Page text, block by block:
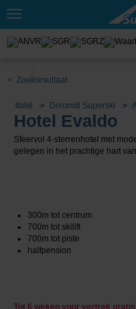
Toggle
< Zoekresultaat
Italië Dolomiti Superski
Hotel Evaldo
Sfeervol 4-sterrenhotel met
gelegen in het prachtige hart
300m tot centrum
700m tot skilift
700m tot piste
halfpension
Tot 6 weken voor vertrek